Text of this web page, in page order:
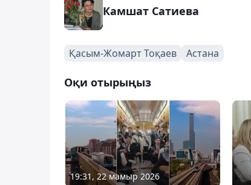
Камшат Сатиева
Қасым-Жомарт Тоқаев Астана
Оқи отырыңыз
19:31, 22 мамыр 2026